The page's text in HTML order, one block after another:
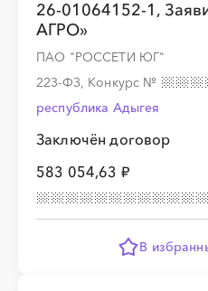
26-01064152-1,
АГРО»
ПАО "РОССЕТИ ЮГ"
223-ФЗ, Конкурс №
республика Адыгея
Заключён договор
583 054,63 ₽
В
░░░░░ ░░░░░
░
░
░
░
░